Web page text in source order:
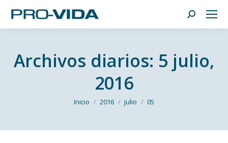
Buscar:
Archivos diarios: 5 julio,
2016
Estás aquí:
Inicio 2016 julio 05